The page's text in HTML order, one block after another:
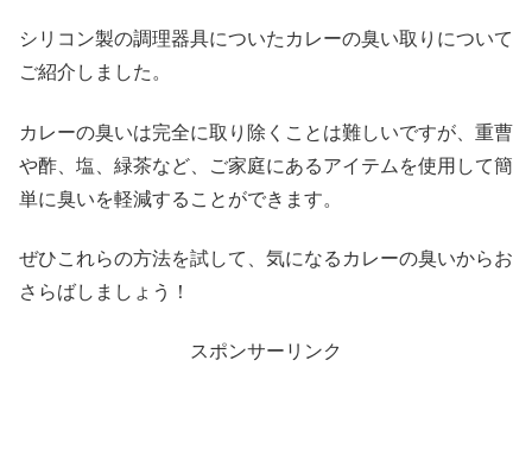
シリコン製の調理器具についたカレーの臭い取りについて
ご紹介しました。
カレーの臭いは完全に取り除くことは難しいですが、重曹
や酢、塩、緑茶など、ご家庭にあるアイテムを使用して簡
単に臭いを軽減することができます。
ぜひこれらの方法を試して、気になるカレーの臭いからお
さらばしましょう！
スポンサーリンク